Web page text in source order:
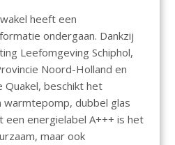
heeft een
ondergaan. Dankzij
Leefomgeving Schiphol,
Noord-Holland en
Quakel, beschikt het
warmtepomp, dubbel glas
een energielabel A+++ is het
maar ook